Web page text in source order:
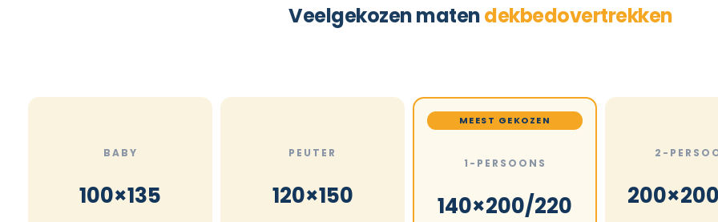
Veelgekozen matendekbedovertrekken
BABY
100×135
PEUTER
120×150
MEEST GEKOZEN
1-PERSOONS
140×200/220
2-